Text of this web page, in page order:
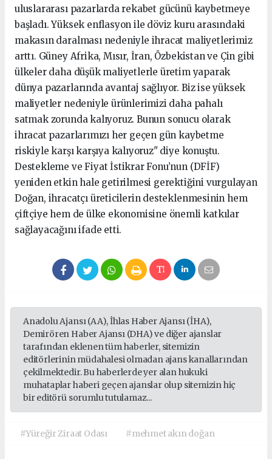
uluslararası pazarlarda rekabet gücünü kaybetmeye
başladı. Yüksek enflasyon ile döviz kuru arasındaki
makasın daralması nedeniyle ihracat maliyetlerimiz
arttı. Güney Afrika, Mısır, İran, Özbekistan ve Çin gibi
ülkeler daha düşük maliyetlerle üretim yaparak
dünya pazarlarında avantaj sağlıyor. Biz ise yüksek
maliyetler nedeniyle ürünlerimizi daha pahalı
satmak zorunda kalıyoruz. Bunun sonucu olarak
ihracat pazarlarımızı her geçen gün kaybetme
riskiyle karşı karşıya kalıyoruz" diye konuştu.
Destekleme ve Fiyat İstikrar Fonu’nun (DFİF)
yeniden etkin hale getirilmesi gerektiğini vurgulayan
Doğan, ihracatçı üreticilerin desteklenmesinin hem
çiftçiye hem de ülke ekonomisine önemli katkılar
sağlayacağını ifade etti.
Anadolu Ajansı (AA), İhlas Haber Ajansı (İHA),
Demirören Haber Ajansı (DHA) ve diğer ajanslar
tarafından eklenen tüm haberler, sitemizin
editörlerinin müdahalesi olmadan ajans kanallarından
çekilmektedir. Bu haberlerde yer alan hukuki
muhataplar haberi geçen ajanslar olup sitemizin hiç
bir editörü sorumlu tutulamaz...
#Yüreğir Ziraat Odası #mehmet akın doğan